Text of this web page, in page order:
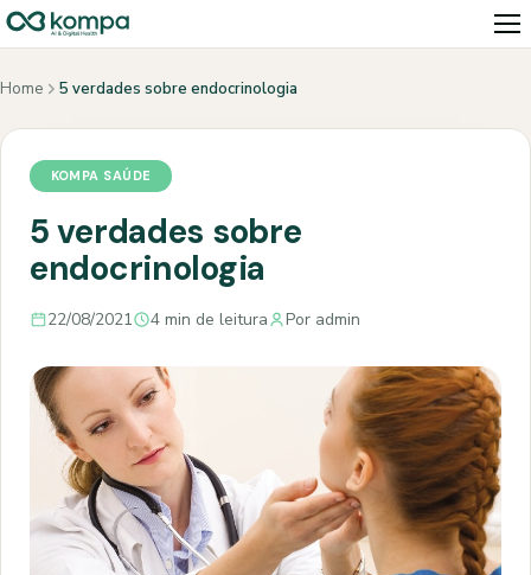
Home 5 verdades sobre endocrinologia
KOMPA SAÚDE
5 verdades sobre
endocrinologia
22/08/2021 4 min de leitura Por admin